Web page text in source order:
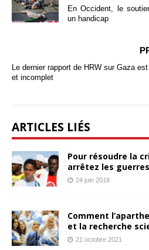
En Occident, le
un handicap
Le dernier rapport de HRW sur Gaza
et incomplet
ARTICLES LIÉS
Pour résoudre la
arrêtez les
24 juin 2018
Comment
et la recherche
21 octobre 2021